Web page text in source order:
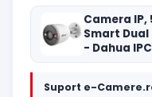
Camera IP,
Smart Dual
- Dahua
Suport e-